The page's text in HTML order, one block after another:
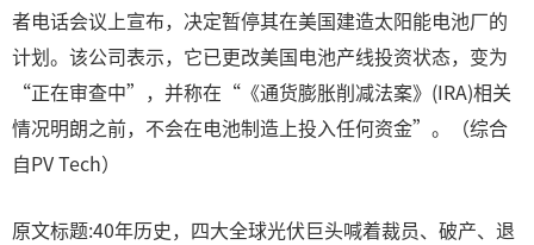
者电话会议上宣布，决定暂停其在美国建造太阳能电池厂的
计划。该公司表示，它已更改美国电池产线投资状态，变为
“正在审查中”，并称在“《通货膨胀削减法案》(IRA)相关
情况明朗之前，不会在电池制造上投入任何资金”。（综合
自PV Tech）
原文标题:40年历史，四大全球光伏巨头喊着裁员、破产、退